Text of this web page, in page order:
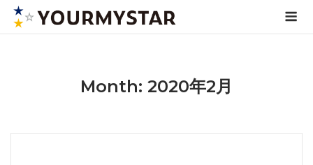
Skip
Month: 2020年2月